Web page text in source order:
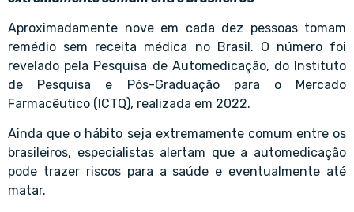
Aproximadamente nove em cada dez pessoas tomam
remédio sem receita médica no Brasil. O número foi
revelado pela Pesquisa de Automedicação, do Instituto
de Pesquisa e Pós-Graduação para o Mercado
Farmacêutico (ICTQ), realizada em 2022.
Ainda que o hábito seja extremamente comum entre os
brasileiros, especialistas alertam que a automedicação
pode trazer riscos para a saúde e eventualmente até
matar.